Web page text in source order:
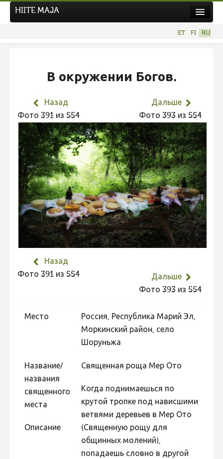
Hiite kuvavõistlus 2026
Фотоконкурс 2025
Не учитываются 2025
Видео 2025
Фотоконкурс 2024
Не учитываются 2024
Видео 2024
Фотоконкурс 2023
Не учитываются 2023
Фотоконкурс 2021
Фотоконкурс 2019
Фотоконкурс 2018
Фотоконкурс 2017
Фотоконкурс 2016
HIITE MAJA
ET FI RU
В окружении Богов.
Назад
Фото 391 из 554
Дальше
Фото 393 из 554
Назад
Фото 391 из 554
Дальше
Фото 393 из 554
Место
Россия, Республика Марий Эл,
Моркинский район, село
Шоруньжа
Название/
названия
священного
места
Священная роща Мер Ото
Описание
Когда поднимаешься по
крутой тропке под нависшими
ветвями деревьев в Мер Ото
(Священную рощу для
общинных молений),
попадаешь словно в другой